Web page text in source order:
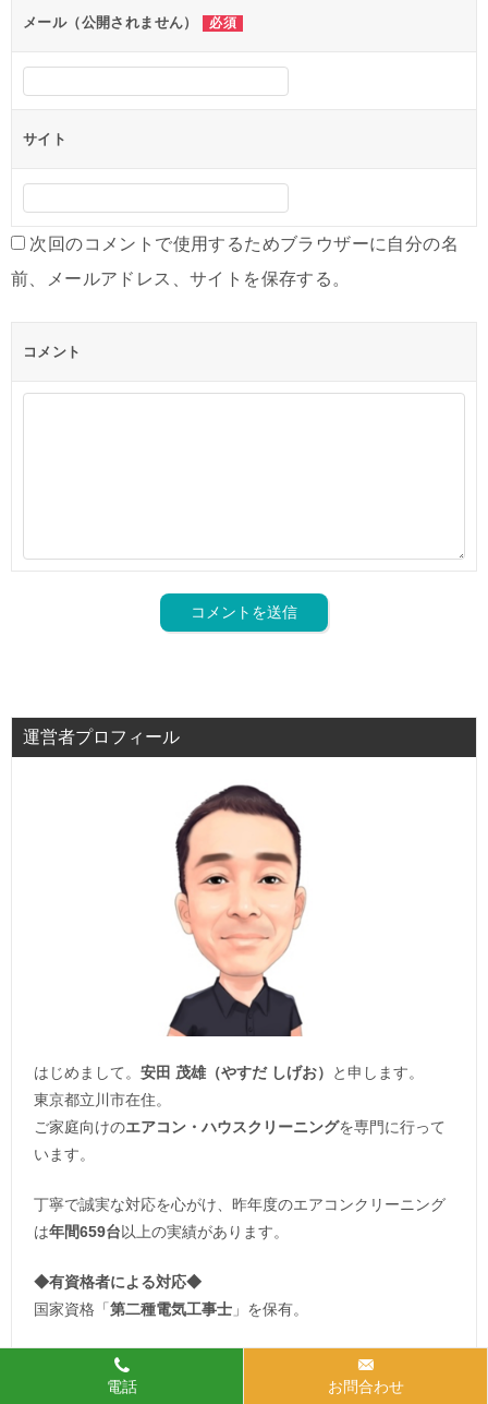
ンメール（公開されません） 必須
サイト
次回のコメントで使用するためブラウザーに自分の名
前、メールアドレス、サイトを保存する。
コメント
運営者プロフィール
はじめまして。 安田 茂雄（やすだ しげお）
と申します。
東京都立川市在住。
ご家庭向けのエアコン・ハウスクリーニングを専門に行って
います。
丁寧で誠実な対応を心がけ、昨年度のエアコンクリーニング
は年間659台以上の実績があります。
◆有資格者による対応◆
国家資格「 第二種電気工事士 」を保有。
安心・確実な電気機器の取り扱いで 施工品質も保証
電話 お問合わせ